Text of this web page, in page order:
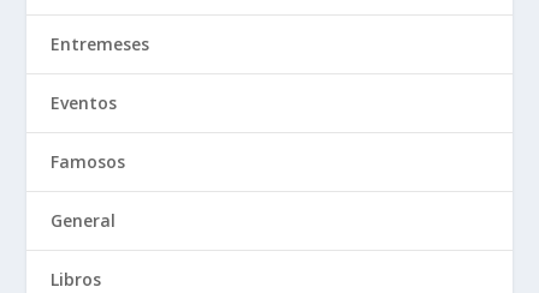
Entremeses
Eventos
Famosos
General
Libros